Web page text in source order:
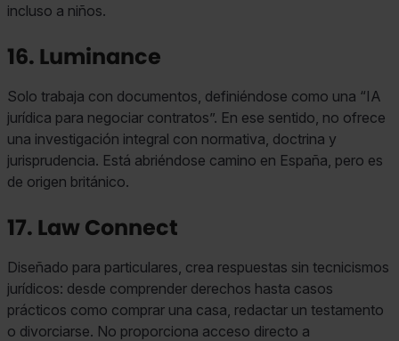
incluso a niños.
16. Luminance
Solo trabaja con documentos, definiéndose como una “IA
jurídica para negociar contratos”. En ese sentido, no ofrece
una investigación integral con normativa, doctrina y
jurisprudencia. Está abriéndose camino en España, pero es
de origen británico.
17. Law Connect
Diseñado para particulares, crea respuestas sin tecnicismos
jurídicos: desde comprender derechos hasta casos
prácticos como comprar una casa, redactar un testamento
o divorciarse. No proporciona acceso directo a